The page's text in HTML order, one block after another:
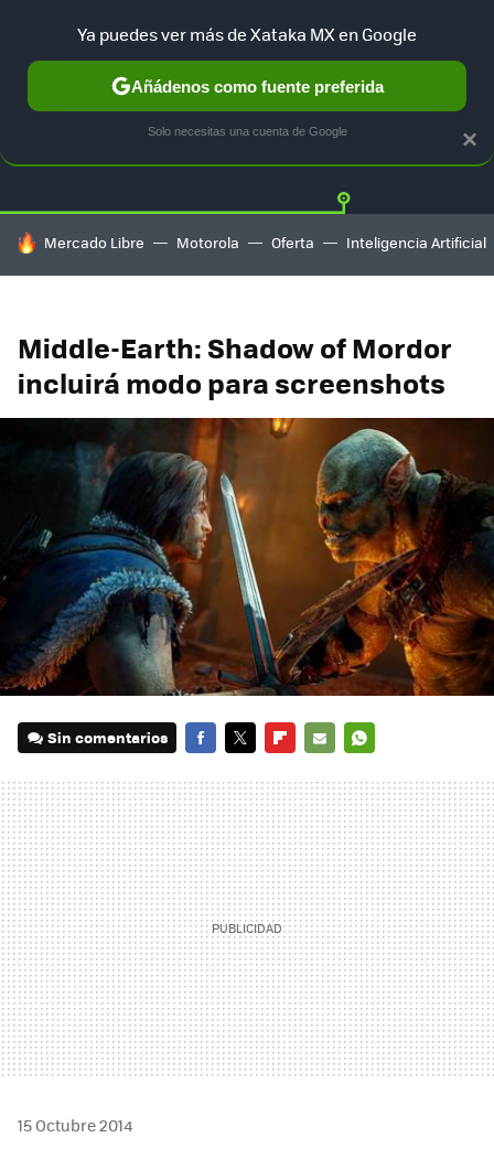
Twitter
HOY SE HABLA DE
Mercado Libre Motorola Oferta Inteligencia Artificial
Middle-Earth: Shadow of Mordor
incluirá modo para screenshots
Sin comentarios
MAIL
15 Octubre 2014
×
Ya puedes ver más de Xataka MX en Google
Añádenos como fuente preferida
Solo necesitas una cuenta de Google